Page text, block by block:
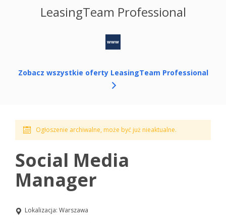
Ogłoszenie archiwalne, może być już nieaktualne.
Social Media
Manager
Lokalizacja: Warszawa
LeasingTeam Professional
www
Zobacz wszystkie oferty LeasingTeam Professional